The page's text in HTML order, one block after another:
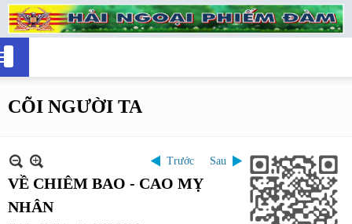
CÕI NGƯỜI TA
Trước Sau
VỀ CHIÊM BAO - CAO MỴ
NHÂN